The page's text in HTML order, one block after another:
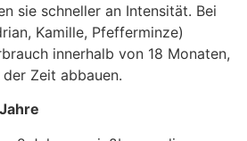
sie schneller an Intensität. Bei
Kamille, Pfefferminze)
innerhalb von 18 Monaten,
Zeit abbauen.